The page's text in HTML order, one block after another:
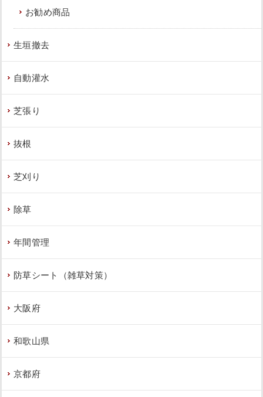
お勧め商品
生垣撤去
自動灌水
芝張り
抜根
芝刈り
除草
年間管理
防草シート（雑草対策）
大阪府
和歌山県
京都府